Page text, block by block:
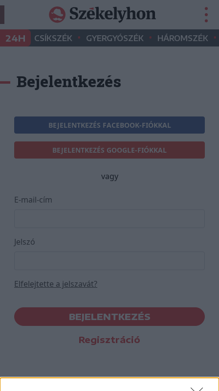
24H CSÍKSZÉK • GYERGYÓSZÉK • HÁROMSZÉK •
Bejelentkezés
BEJELENTKEZÉS FACEBOOK-FIÓKKAL
BEJELENTKEZÉS GOOGLE-FIÓKKAL
vagy
E-mail-cím
Jelszó
Elfelejtette a jelszavát?
BEJELENTKEZÉS
Regisztráció